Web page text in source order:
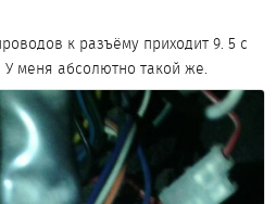
к разъёму приходит 9. 5 с
меня абсолютно такой же.